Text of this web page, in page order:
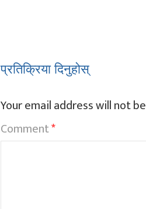
प्रतिक्रिया दिनुहोस्
Your email address will not
Comment*